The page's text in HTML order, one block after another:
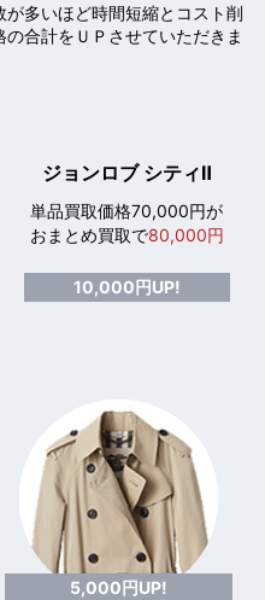
多いほど時間短縮とコスト削
合計をＵＰさせていただきま
ジョンロブ シティⅡ
単品買取価格70,000円が
おまとめ買取で80,000円
10,000円UP!
5,000円UP!